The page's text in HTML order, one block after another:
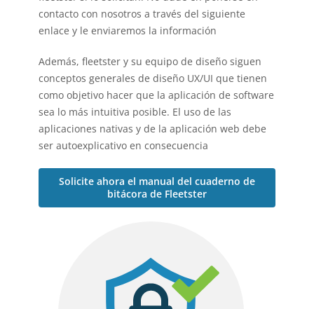
contacto con nosotros a través del siguiente
enlace y le enviaremos la información
Además, fleetster y su equipo de diseño siguen
conceptos generales de diseño UX/UI que tienen
como objetivo hacer que la aplicación de software
sea lo más intuitiva posible. El uso de las
aplicaciones nativas y de la aplicación web debe
ser autoexplicativo en consecuencia
Solicite ahora el manual del cuaderno de
bitácora de Fleetster